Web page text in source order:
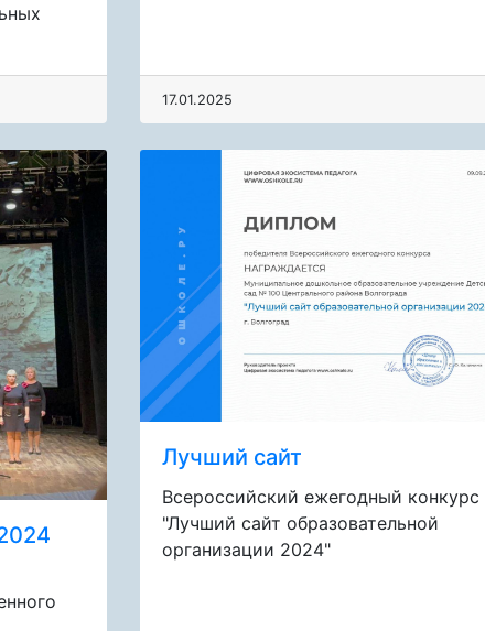
17.01.2025
Лучший сайт
Всероссийский ежегодный конкурс
"Лучший сайт образовательной
организации 2024"